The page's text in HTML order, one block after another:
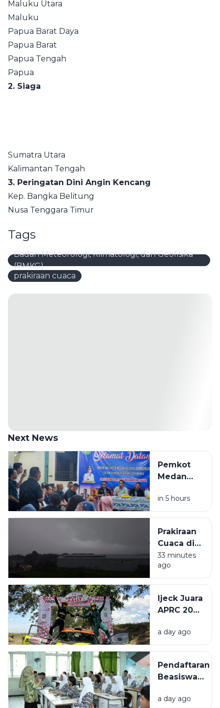
Maluku Utara
Maluku
Papua Barat Daya
Papua Barat
Papua Tengah
Papua
2. Siaga
Sumatra Utara
Kalimantan Tengah
3. Peringatan Dini Angin Kencang
Kep. Bangka Belitung
Nusa Tenggara Timur
Tags
Badan Meteorologi, Klimatologi, dan Geofisika
(BMKG)
prakiraan cuaca
Next News
Pemkot
Medan
Sapa
Warga
aspirasi
masyarakat
in 5 hours
Prakiraan
Cuaca di
Sumatera
Utara
Senin 10
2026:
Mayoritas
Ringan, 4
Wilayah
Berawan
33 minutes
ago
Ijeck Juara
APRC 2026
Nasional
Rally 2026,
Prestasi
Gemilang
Tobasari
a day ago
Pendaftaran
Beasiswa
Indonesia
a day ago